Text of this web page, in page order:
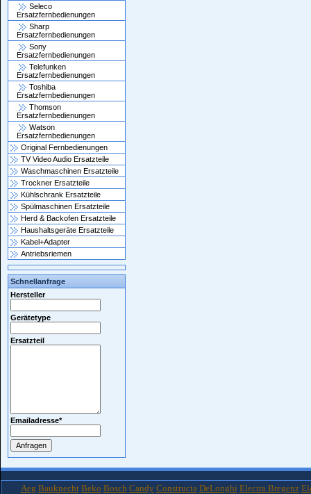
Seleco
Ersatzfernbedienungen
Sharp
Ersatzfernbedienungen
Sony
Ersatzfernbedienungen
Telefunken
Ersatzfernbedienungen
Toshiba
Ersatzfernbedienungen
Thomson
Ersatzfernbedienungen
Watson
Ersatzfernbedienungen
Original Fernbedienungen
TV Video Audio Ersatzteile
Waschmaschinen Ersatzteile
Trockner Ersatzteile
Kühlschrank Ersatzteile
Spülmaschinen Ersatzteile
Herd & Backofen Ersatzteile
Haushaltsgeräte Ersatzteile
Kabel+Adapter
Antriebsriemen
Schnellanfrage
Hersteller
Gerätetype
Ersatzteil
Emailadresse*
Aeg Bauknecht Beko Bosch Candy Constructa DeLonghi Electra Bregenz